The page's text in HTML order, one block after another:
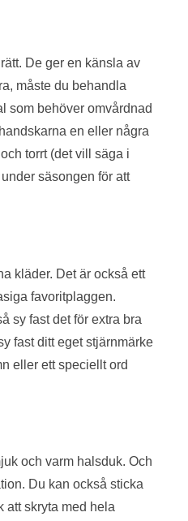
De ger en känsla av
måste du behandla
som behöver omvårdnad
en eller några
torrt (det vill säga i
säsongen för att
kläder. Det är också ett
favoritplaggen.
sy fast det för extra bra
fast ditt eget stjärnmärke
eller ett speciellt ord
och varm halsduk. Och
Du kan också sticka
att skryta med hela